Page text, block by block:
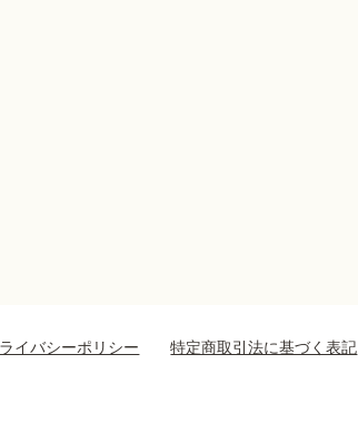
イバシーポリシー 特定商取引法に基づく表記